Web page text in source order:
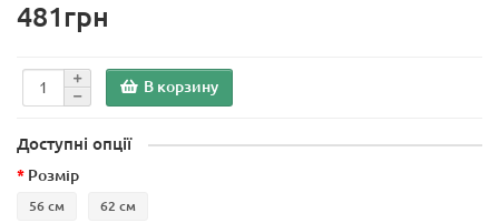
481грн
В корзину
Доступні опції
Розмір
56 см 62 см